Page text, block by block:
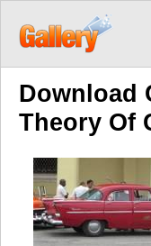
Download
Theory Of